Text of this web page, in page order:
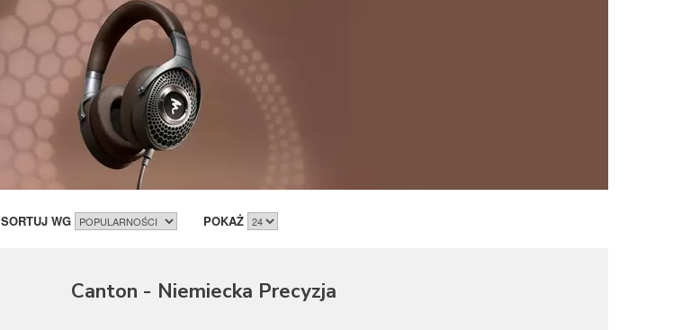
SORTUJ WG POKAŻ
Canton - Niemiecka Precyzja